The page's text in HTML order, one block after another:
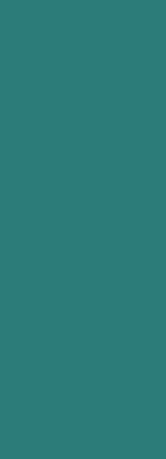
Ferramentas de
Pontuação
carta de